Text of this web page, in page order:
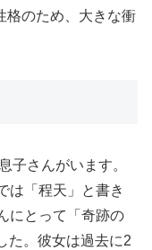
格のため、大きな衝
子さんがいます。
は「程天」と書き
にとって「奇跡の
た。彼女は過去に2